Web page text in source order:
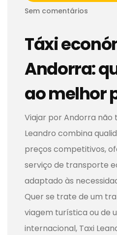
Sem comentários
Táxi
Andorra:
ao melhor
Viajar por Andorra não
Leandro combina
preços competitivos,
serviço de transporte
adaptado às
Quer se trate de um
viagem turística ou de
internacional, Taxi